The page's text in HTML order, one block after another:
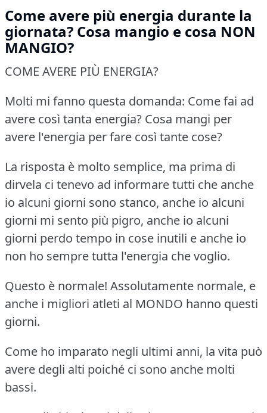
Come avere più energia durante la
giornata? Cosa mangio e cosa NON
MANGIO?
COME AVERE PIÙ ENERGIA?
Molti mi fanno questa domanda: Come fai ad
avere così tanta energia? Cosa mangi per
avere l'energia per fare così tante cose?
La risposta è molto semplice, ma prima di
dirvela ci tenevo ad informare tutti che anche
io alcuni giorni sono stanco, anche io alcuni
giorni mi sento più pigro, anche io alcuni
giorni perdo tempo in cose inutili e anche io
non ho sempre tutta l'energia che voglio.
Questo è normale! Assolutamente normale, e
anche i migliori atleti al MONDO hanno questi
giorni.
Come ho imparato negli ultimi anni, la vita può
avere degli alti poiché ci sono anche molti
bassi.